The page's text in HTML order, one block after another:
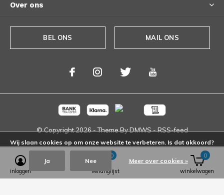
Over ons
BEL ONS MAIL ONS
© Copyright2026- Theme ByDMWS-RSS-feed
inloggen verlanglijst
0
winkelwagen
0
Wij slaan cookies op om onze website te verbeteren. Is dat akkoord?
Ja Nee Meer over cookies »